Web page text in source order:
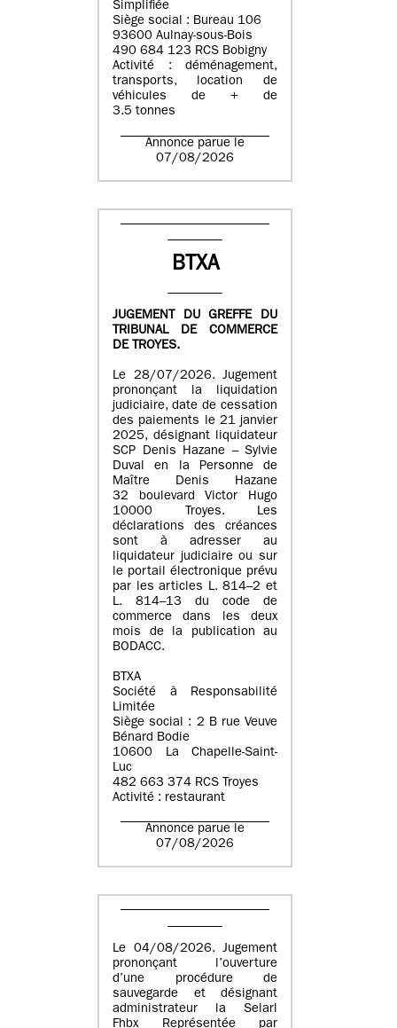
Simplifiée
Siège social : Bureau 106
93600 Aulnay-sous-Bois
490 684 123 RCS Bobigny
Activité : déménagement,
transports, location de
véhicules de + de
3.5 tonnes
Annonce parue le
07/08/2026
BTXA
JUGEMENT DU GREFFE DU
TRIBUNAL DE COMMERCE
DE TROYES.
Le 28/07/2026. Jugement
prononçant la liquidation
judiciaire, date de cessation
des paiements le 21 janvier
2025, désignant liquidateur
SCP Denis Hazane – Sylvie
Duval en la Personne de
Maître Denis Hazane
32 boulevard Victor Hugo
10000 Troyes. Les
déclarations des créances
sont à adresser au
liquidateur judiciaire ou sur
le portail électronique prévu
par les articles L. 814–2 et
L. 814–13 du code de
commerce dans les deux
mois de la publication au
BODACC.
BTXA
Société à Responsabilité
Limitée
Siège social : 2 B rue Veuve
Bénard Bodie
10600 La Chapelle-Saint-
Luc
482 663 374 RCS Troyes
Activité : restaurant
Annonce parue le
07/08/2026
Le 04/08/2026. Jugement
prononçant l’ouverture
d’une procédure de
sauvegarde et désignant
administrateur la Selarl
Fhbx Représentée par